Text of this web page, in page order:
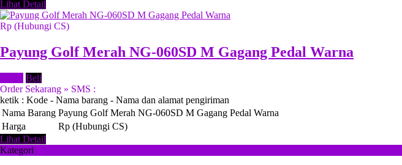
Lihat Detail
Rp (Hubungi CS)
Payung Golf Merah NG-060SD M Gagang Pedal Warna
Beli
Order Sekarang » SMS :
ketik : Kode - Nama barang - Nama dan alamat pengiriman
Nama Barang Payung Golf Merah NG-060SD M Gagang Pedal Warna
Harga
Rp (Hubungi CS)
Lihat Detail
Kategori